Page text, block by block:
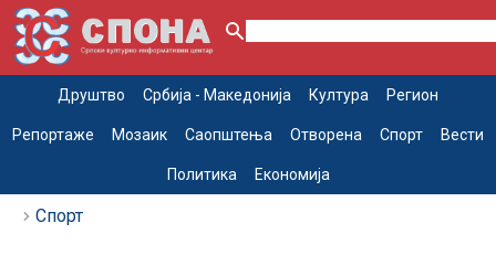
Друштво Србија - Македонија Култура Регион
Репортаже Мозаик Саопштења Отворена Спорт Вести
Политика Економија
Спорт